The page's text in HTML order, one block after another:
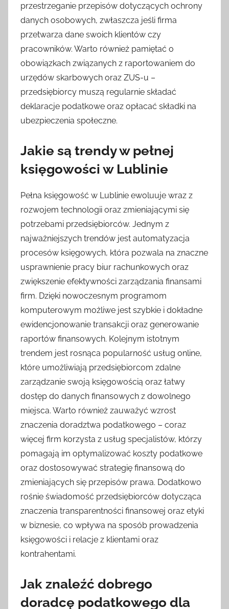
przestrzeganie przepisów dotyczących ochrony
danych osobowych, zwłaszcza jeśli firma
przetwarza dane swoich klientów czy
pracowników. Warto również pamiętać o
obowiązkach związanych z raportowaniem do
urzędów skarbowych oraz ZUS-u –
przedsiębiorcy muszą regularnie składać
deklaracje podatkowe oraz opłacać składki na
ubezpieczenia społeczne.
Jakie są trendy w pełnej
księgowości w Lublinie
Pełna księgowość w Lublinie ewoluuje wraz z
rozwojem technologii oraz zmieniającymi się
potrzebami przedsiębiorców. Jednym z
najważniejszych trendów jest automatyzacja
procesów księgowych, która pozwala na znaczne
usprawnienie pracy biur rachunkowych oraz
zwiększenie efektywności zarządzania finansami
firm. Dzięki nowoczesnym programom
komputerowym możliwe jest szybkie i dokładne
ewidencjonowanie transakcji oraz generowanie
raportów finansowych. Kolejnym istotnym
trendem jest rosnąca popularność usług online,
które umożliwiają przedsiębiorcom zdalne
zarządzanie swoją księgowością oraz łatwy
dostęp do danych finansowych z dowolnego
miejsca. Warto również zauważyć wzrost
znaczenia doradztwa podatkowego – coraz
więcej firm korzysta z usług specjalistów, którzy
pomagają im optymalizować koszty podatkowe
oraz dostosowywać strategię finansową do
zmieniających się przepisów prawa. Dodatkowo
rośnie świadomość przedsiębiorców dotycząca
znaczenia transparentności finansowej oraz etyki
w biznesie, co wpływa na sposób prowadzenia
księgowości i relacje z klientami oraz
kontrahentami.
Jak znaleźć dobrego
doradcę podatkowego dla